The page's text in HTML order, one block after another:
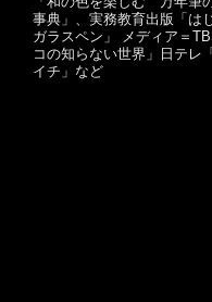
事典」、実務教育出版「は
ガラスペン」 メディア＝
コの知らない世界」日テレ
イチ」など